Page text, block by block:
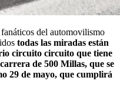
del automovilismo
todas las miradas están
circuito circuito que tiene
de 500 Millas, que se
29 de mayo, que cumplirá